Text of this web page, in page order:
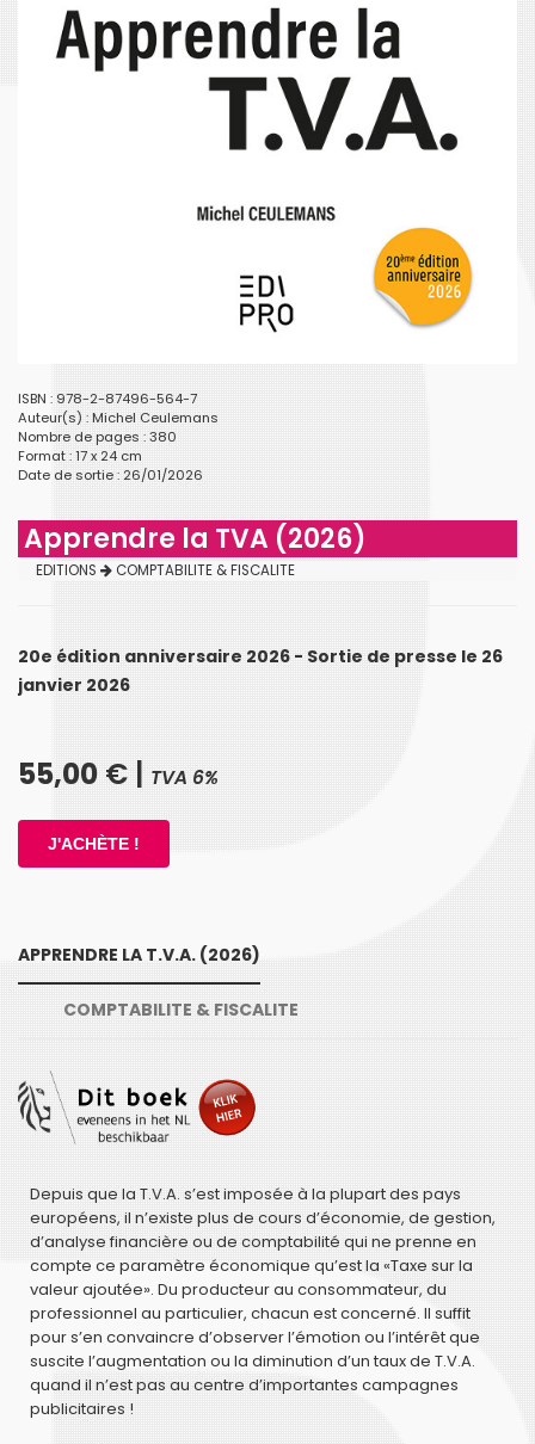
ISBN : 978-2-87496-564-7
Auteur(s) : Michel Ceulemans
Nombre de pages : 380
Format : 17 x 24 cm
Date de sortie : 26/01/2026
Apprendre la TVA (2026)
EDITIONS COMPTABILITE & FISCALITE
20e édition anniversaire 2026 - Sortie de presse le 26
janvier 2026
55,00 € | TVA 6%
APPRENDRE LA T.V.A. (2026)
COMPTABILITE & FISCALITE
Depuis que la T.V.A. s’est imposée à la plupart des pays
européens, il n’existe plus de cours d’économie, de gestion,
d’analyse financière ou de comptabilité qui ne prenne en
compte ce paramètre économique qu’est la «Taxe sur la
valeur ajoutée». Du producteur au consommateur, du
professionnel au particulier, chacun est concerné. Il suffit
pour s’en convaincre d’observer l’émotion ou l’intérêt que
suscite l’augmentation ou la diminution d’un taux de T.V.A.
quand il n’est pas au centre d’importantes campagnes
publicitaires !